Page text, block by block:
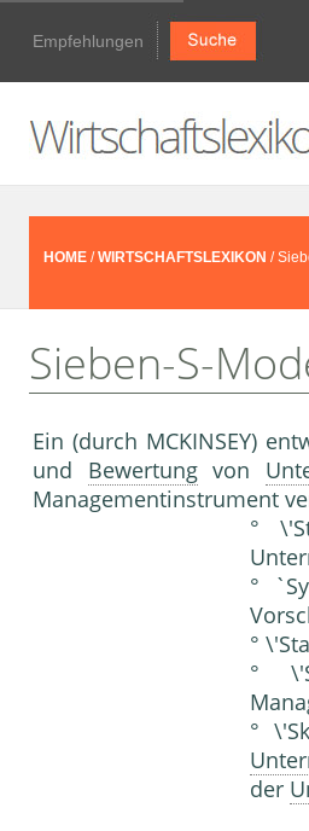
Empfehlungen
HOME /WIRTSCHAFTSLEXIKON /
Sieben-S-
Ein (durch MCKINSEY)
und Bewertungvon
Managementinstrument
°
°
°
°
°
der